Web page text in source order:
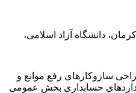
دانشگاه آزاد اسلامی،
سازوکارهای رفع موانع و
حسابداری بخش عمومی